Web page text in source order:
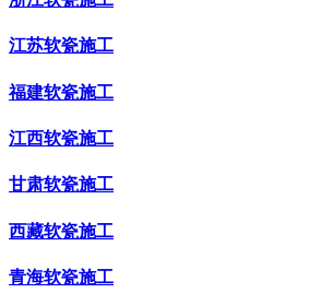
江苏软瓷施工
福建软瓷施工
江西软瓷施工
甘肃软瓷施工
西藏软瓷施工
青海软瓷施工